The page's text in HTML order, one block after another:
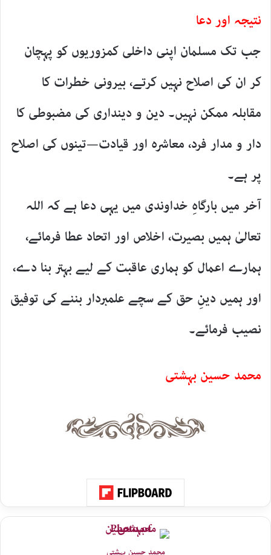
نتیجہ اور دعا
جب تک مسلمان اپنی داخلی کمزوریوں کو پہچان
کر ان کی اصلاح نہیں کرتے، بیرونی خطرات کا
مقابلہ ممکن نہیں۔ دین و دینداری کی مضبوطی کا
دار و مدار فرد، معاشرہ اور قیادت—تینوں کی اصلاح
پر ہے۔
آخر میں بارگاہِ خداوندی میں یہی دعا ہے کہ اللہ
تعالیٰ ہمیں بصیرت، اخلاص اور اتحاد عطا فرمائے،
ہمارے اعمال کو ہماری عاقبت کے لیے بہتر بنا دے،
اور ہمیں دینِ حق کے سچے علمبردار بننے کی توفیق
نصیب فرمائے۔
محمد حسین بہشتی
محمد حسین بہشتی